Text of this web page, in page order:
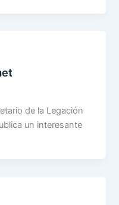
de la Legación
un interesante